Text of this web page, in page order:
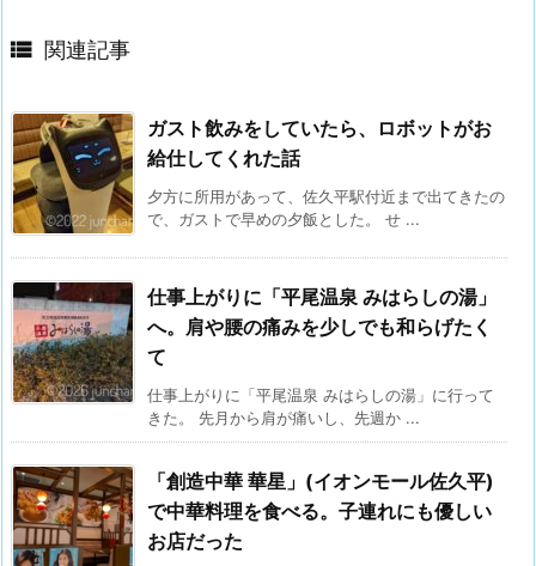
 関連記事
ガスト飲みをしていたら、ロボットがお
給仕してくれた話
夕方に所用があって、佐久平駅付近まで出てきたの
で、ガストで早めの夕飯とした。 せ ...
仕事上がりに「平尾温泉 みはらしの湯」
へ。肩や腰の痛みを少しでも和らげたく
て
仕事上がりに「平尾温泉 みはらしの湯」に行って
きた。 先月から肩が痛いし、先週か ...
「創造中華 華星」(イオンモール佐久平)
で中華料理を食べる。子連れにも優しい
お店だった